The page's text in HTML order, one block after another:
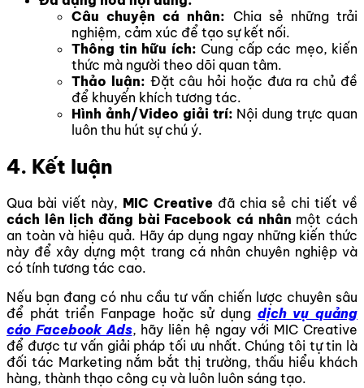
Câu chuyện cá nhân: Chia sẻ những trải
nghiệm, cảm xúc để tạo sự kết nối.
Thông tin hữu ích: Cung cấp các mẹo, kiến
thức mà người theo dõi quan tâm.
Thảo luận: Đặt câu hỏi hoặc đưa ra chủ đề
để khuyến khích tương tác.
Hình ảnh/Video giải trí: Nội dung trực quan
luôn thu hút sự chú ý.
4. Kết luận
Qua bài viết này, MIC Creative đã chia sẻ chi tiết về
cách lên lịch đăng bài Facebook cá nhân một cách
an toàn và hiệu quả. Hãy áp dụng ngay những kiến thức
này để xây dựng một trang cá nhân chuyên nghiệp và
có tính tương tác cao.
Nếu bạn đang có nhu cầu tư vấn chiến lược chuyên sâu
để phát triển Fanpage hoặc sử dụng dịch vụ quảng
cáo Facebook Ads, hãy liên hệ ngay với MIC Creative
để được tư vấn giải pháp tối ưu nhất. Chúng tôi tự tin là
đối tác Marketing nắm bắt thị trường, thấu hiểu khách
hàng, thành thạo công cụ và luôn luôn sáng tạo.